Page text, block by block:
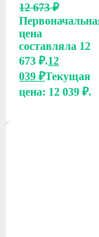
12 673₽
цена
составляла 12
673 ₽.12
039₽Текущая
цена: 12 039 ₽.